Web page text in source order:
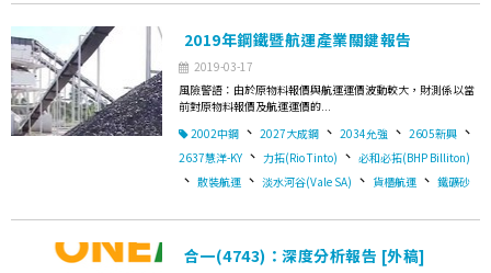
2019年鋼鐵暨航運產業關鍵報告
2019-03-17
風險警語：由於原物料報價與航運運價波動較大，財測係以當
前對原物料報價及航運運價的...
2002中鋼 、 2027大成鋼 、 2034允強 、 2605新興 、
2637慧洋-KY 、 力拓(Rio Tinto) 、 必和必拓(BHP Billiton)
、 散裝航運 、 淡水河谷(Vale SA) 、 貨櫃航運 、 鐵礦砂
合一(4743)：深度分析報告 [外稿]